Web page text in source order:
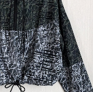
ーカー ハーフジップ 04
込★翌日発送可能商品